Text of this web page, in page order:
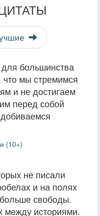
большинства
что мы стремимся
и не достигаем
перед собой
(10+)
не писали
и на полях
свободы.
историями.